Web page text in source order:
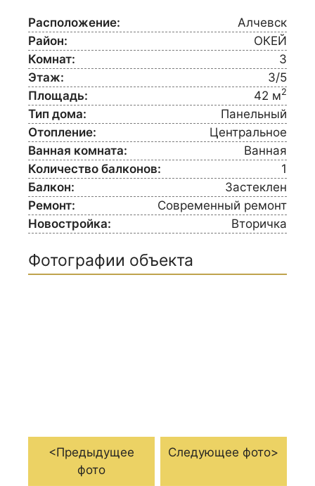
Расположение:
Алчевск
Район:
ОКЕЙ
Комнат:
3
Этаж:
3/5
Площадь:
42 м2
Тип дома:
Панельный
Отопление:
Центральное
Ванная комната:
Ванная
Количество балконов:
1
Балкон:
Застеклен
Ремонт:
Современный ремонт
Новостройка:
Вторичка
Фотографии объекта
<Предыдущее
фото
Следующее фото>